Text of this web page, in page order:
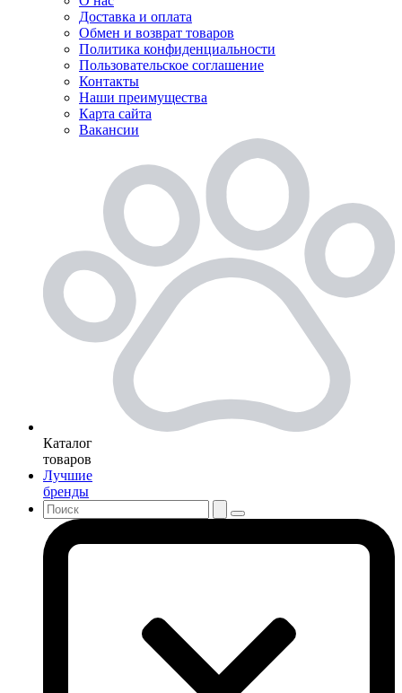
Доставка и оплата
Обмен и возврат товаров
Политика конфиденциальности
Пользовательское соглашение
Контакты
Наши преимущества
Карта сайта
Вакансии
Каталог
товаров
Лучшие
бренды